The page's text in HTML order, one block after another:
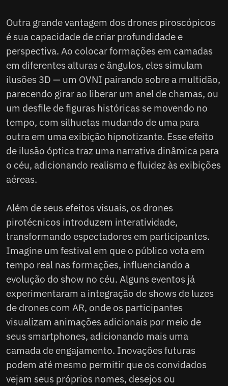
Outra grande vantagem dos drones piroscópicos
é sua capacidade de criar profundidade e
perspectiva. Ao colocar formações em camadas
em diferentes alturas e ângulos, eles simulam
ilusões 3D — um OVNI pairando sobre a multidão,
parecendo girar ao liberar um anel de chamas, ou
um desfile de figuras históricas se movendo no
tempo, com silhuetas mudando de uma para
outra em uma exibição hipnotizante. Esse efeito
de ilusão óptica traz uma narrativa dinâmica para
o céu, adicionando realismo e fluidez às exibições
aéreas.
Além de seus efeitos visuais, os drones
pirotécnicos introduzem interatividade,
transformando espectadores em participantes.
Imagine um festival em que o público vota em
tempo real nas formações, influenciando a
evolução do show no céu. Alguns eventos já
experimentaram a integração de shows de luzes
de drones com AR, onde os participantes
visualizam animações adicionais por meio de
seus smartphones, adicionando mais uma
camada de engajamento. Inovações futuras
podem até mesmo permitir que os convidados
vejam seus próprios nomes, desejos ou